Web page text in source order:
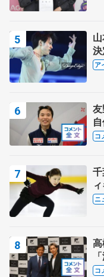
ア
コ
ニ
コ